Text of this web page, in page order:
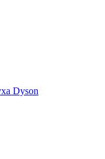
Dyson